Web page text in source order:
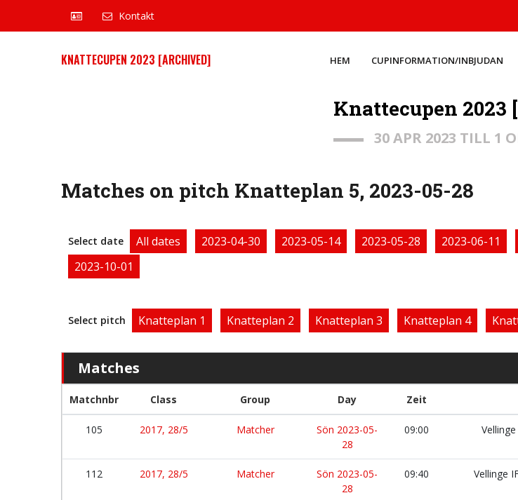
Kontakt
KNATTECUPEN 2023 [ARCHIVED] HEM CUPINFORMATION/INBJUDAN
Knattecupen 2023
30 APR 2023 TILL 1
Matches on pitch Knatteplan 5, 2023-05-28
Select date All dates 2023-04-30 2023-05-14 2023-05-28 2023-06-11
2023-10-01
Select pitch Knatteplan 1 Knatteplan 2 Knatteplan 3 Knatteplan 4
Matches
Matchnbr Class Group Day Zeit
105 2017, 28/5 Matcher
Sön 2023-05-
28
09:00
112 2017, 28/5 Matcher
Sön 2023-05-
28
09:40 Vellinge